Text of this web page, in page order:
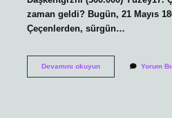
zaman geldi? Bugün, 21 Mayıs
Çeçenlerden, sürgün…
Devamını okuyunÇeçenistan Yorum